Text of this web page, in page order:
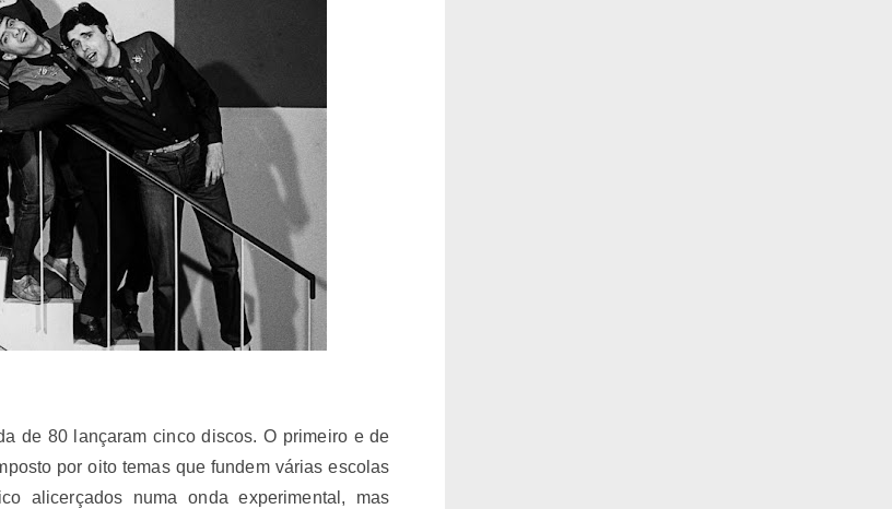
de 80 lançaram cinco discos. O primeiro e de
por oito temas que fundem várias escolas
alicerçados numa onda experimental, mas